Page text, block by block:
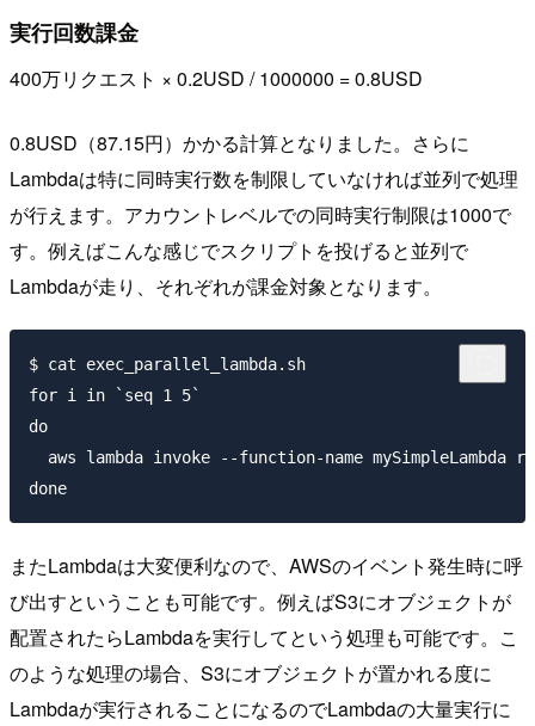
実行回数課金
400万リクエスト × 0.2USD / 1000000 = 0.8USD
0.8USD（87.15円）かかる計算となりました。さらに
Lambdaは特に同時実行数を制限していなければ並列で処理
が行えます。アカウントレベルでの同時実行制限は1000で
す。例えばこんな感じでスクリプトを投げると並列で
Lambdaが走り、それぞれが課金対象となります。
$ cat exec_parallel_lambda.sh
for i in `seq 1 5`
do
aws lambda invoke --function-name mySimpleLambda
またLambdaは大変便利なので、AWSのイベント発生時に呼
び出すということも可能です。例えばS3にオブジェクトが
配置されたらLambdaを実行してという処理も可能です。こ
のような処理の場合、S3にオブジェクトが置かれる度に
Lambdaが実行されることになるのでLambdaの大量実行に